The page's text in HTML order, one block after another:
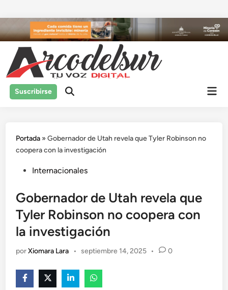
al
contenido
Suscribirse
Portada »Gobernador de Utah revela que Tyler Robinson no
coopera con la investigación
Publicado
Internacionales
Gobernador de Utah revela que
Tyler Robinson no coopera con
la investigación
porXiomara Lara • septiembre 14, 2025 • 0